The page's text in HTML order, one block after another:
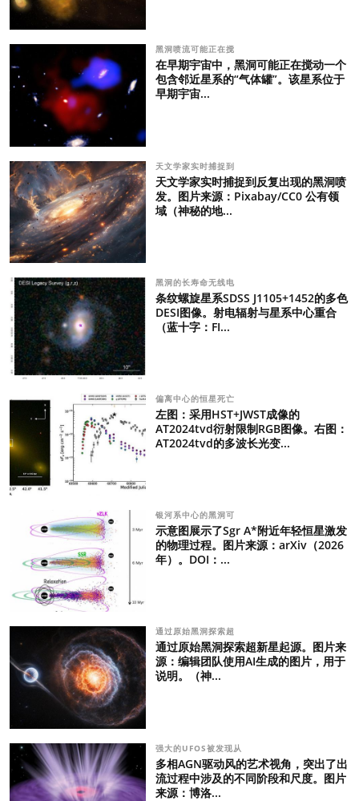
黑洞喷流可能正在搅
在早期宇宙中，黑洞可能正在搅动一个
包含邻近星系的“气体罐”。该星系位于
早期宇宙...
天文学家实时捕捉到
天文学家实时捕捉到反复出现的黑洞喷
发。图片来源：Pixabay/CC0 公有领
域（神秘的地...
黑洞的长寿命无线电
条纹螺旋星系SDSS J1105+1452的多色
DESI图像。射电辐射与星系中心重合
（蓝十字：FI...
偏离中心的恒星死亡
左图：采用HST+JWST成像的
AT2024tvd衍射限制RGB图像。右图：
AT2024tvd的多波长光变...
银河系中心的黑洞可
示意图展示了Sgr A*附近年轻恒星激发
的物理过程。图片来源：arXiv（2026
年）。DOI：...
通过原始黑洞探索超
通过原始黑洞探索超新星起源。图片来
源：编辑团队使用AI生成的图片，用于
说明。（神...
强大的UFOS被发现从
多相AGN驱动风的艺术视角，突出了出
流过程中涉及的不同阶段和尺度。图片
来源：博洛...